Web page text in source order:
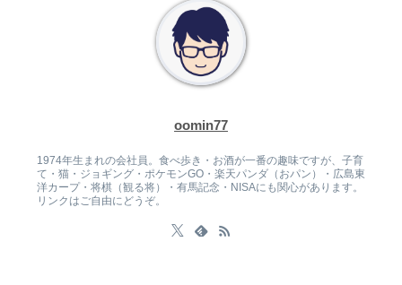
oomin77
1974年生まれの会社員。食べ歩き・お酒が一番の趣味ですが、子育
て・猫・ジョギング・ポケモンGO・楽天パンダ（おパン）・広島東
洋カープ・将棋（観る将）・有馬記念・NISAにも関心があります。
リンクはご自由にどうぞ。